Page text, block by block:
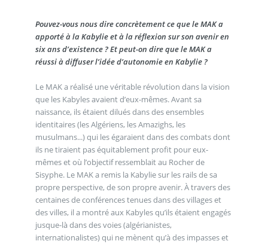
Pouvez-vous nous dire concrètement ce que le MAK a
apporté à la Kabylie et à la réflexion sur son avenir en
six ans d’existence ? Et peut-on dire que le MAK a
réussi à diffuser l’idée d’autonomie en Kabylie ?
Le MAK a réalisé une véritable révolution dans la vision
que les Kabyles avaient d’eux-mêmes. Avant sa
naissance, ils étaient dilués dans des ensembles
identitaires (les Algériens, les Amazighs, les
musulmans...) qui les égaraient dans des combats dont
ils ne tiraient pas équitablement profit pour eux-
mêmes et où l’objectif ressemblait au Rocher de
Sisyphe. Le MAK a remis la Kabylie sur les rails de sa
propre perspective, de son propre avenir. À travers des
centaines de conférences tenues dans des villages et
des villes, il a montré aux Kabyles qu’ils étaient engagés
jusque-là dans des voies (algérianistes,
internationalistes) qui ne mènent qu’à des impasses et